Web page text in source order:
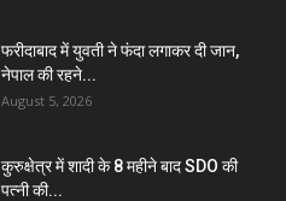
फरीदाबाद में युवती ने फंदा लगाकर दी जान,
नेपाल की रहने...
August 5, 2026
कुरुक्षेत्र में शादी के 8 महीने बाद SDO की
पत्नी की...